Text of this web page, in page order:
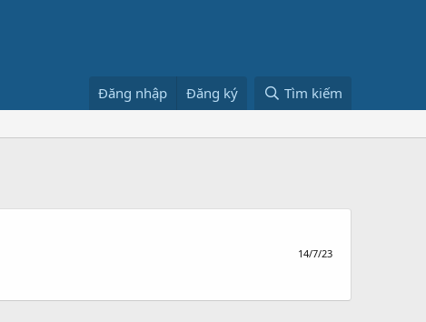
Đăng nhập Đăng ký Tìm kiếm
14/7/23